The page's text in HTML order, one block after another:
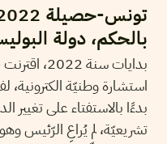
بالحكم، دولة
بدايات
استشارة وطنيّة
بدءًا بالاستفتاء على تغيير
تشريعيّة، لم يُراعِ الرّئيس